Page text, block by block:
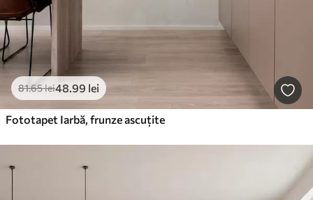
81.65lei48.99 lei
Fototapet Iarbă, frunze ascuțite